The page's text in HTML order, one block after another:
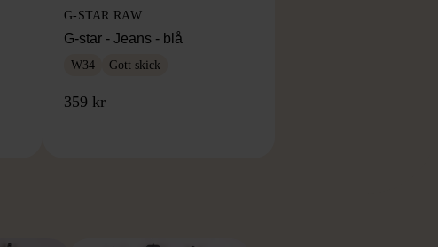
G-STAR RAW
G-star - Jeans - blå
W34 Gott skick
359 kr